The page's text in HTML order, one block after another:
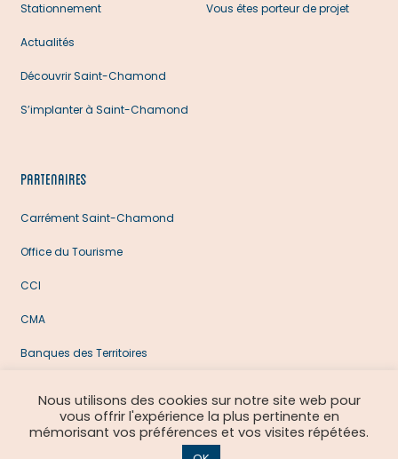
Stationnement
Actualités
Découvrir Saint-Chamond
S’implanter à Saint-Chamond
Vous êtes porteur de projet
PARTENAIRES
Carrément Saint-Chamond
Office du Tourisme
CCI
CMA
Banques des Territoires
Nous utilisons des cookies sur notre site web pour
vous offrir l'expérience la plus pertinente en
mémorisant vos préférences et vos visites répétées.